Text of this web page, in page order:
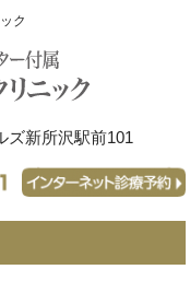
ク
ズ新所沢駅前101